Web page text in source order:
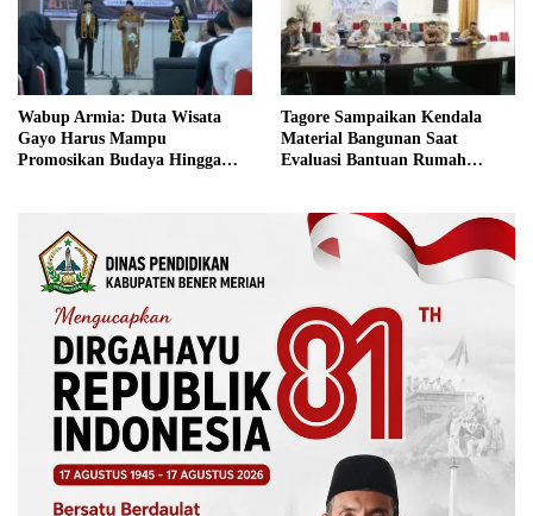
Wabup Armia: Duta Wisata
Gayo Harus Mampu
Promosikan Budaya Hingga
Tagore Sampaikan Kendala
Material Bangunan Saat
Evaluasi Bantuan Rumah